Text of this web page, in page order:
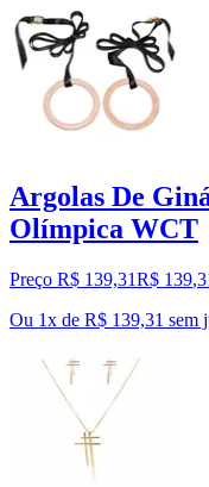
Argolas De
Olímpica WCT
Preço R$ 139,31R$ 139,
Ou 1x de R$ 139,31 sem